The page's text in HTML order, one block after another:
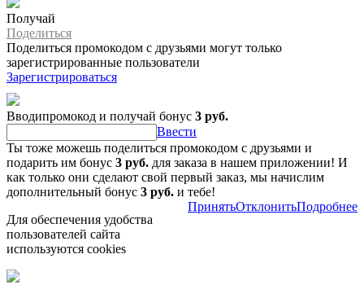
Получай
Поделиться
Поделиться промокодом с друзьями могут только
зарегистрированные пользователи
Зарегистрироваться
Вводипромокод и получай бонус 3 руб.
Ввести
Ты тоже можешь поделиться промокодом с друзьями и
подарить им бонус 3 руб. для заказа в нашем приложении! И
как только они сделают свой первый заказ, мы начислим
дополнительный бонус 3 руб. и тебе!
Для обеспечения удобства
пользователей сайта
используются cookies
ПринятьОтклонитьПодробнее